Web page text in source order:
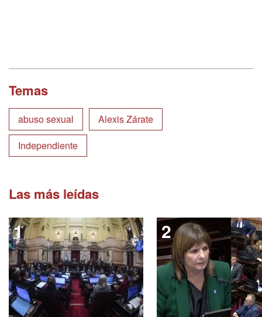
Temas
abuso sexual
Alexis Zárate
Independiente
Las más leídas